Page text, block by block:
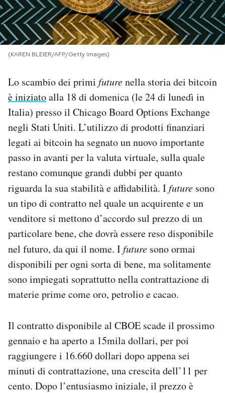
PODCAST
NEWSLETTER
I MIEI PREFERITI
SHOP
CALENDARIO
AREA PERSONALE
Area Personale
Newsletter
Notifiche mobile
Regala il Post
Hai bisogno di aiuto?
(KAREN BLEIER/AFP/Getty Images)
Lo scambio dei primi futurenella storia dei bitcoin
è iniziatoalla 18 di domenica (le 24 di lunedì in
Italia) presso il Chicago Board Options Exchange
negli Stati Uniti. L’utilizzo di prodotti finanziari
legati ai bitcoin ha segnato un nuovo importante
passo in avanti per la valuta virtuale, sulla quale
restano comunque grandi dubbi per quanto
riguarda la sua stabilità e affidabilità. Ifuture sono
un tipo di contratto nel quale un acquirente e un
venditore si mettono d’accordo sul prezzo di un
particolare bene, che dovrà essere reso disponibile
nel futuro, da qui il nome. Ifuture sono ormai
disponibili per ogni sorta di bene, ma solitamente
sono impiegati soprattutto nella contrattazione di
materie prime come oro, petrolio e cacao.
Il contratto disponibile al CBOE scade il prossimo
gennaio e ha aperto a 15mila dollari, per poi
raggiungere i 16.660 dollari dopo appena sei
minuti di contrattazione, una crescita dell’11 per
cento. Dopo l’entusiasmo iniziale, il prezzo è